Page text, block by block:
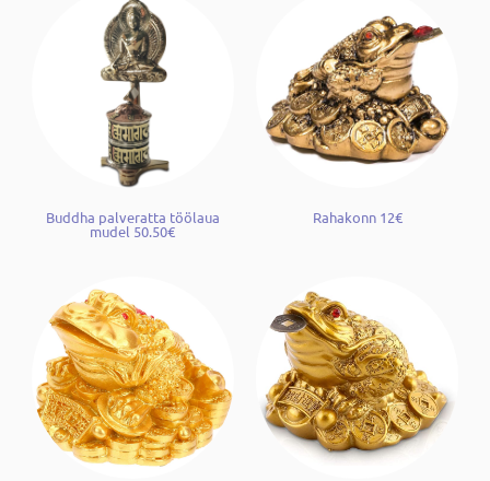
Buddha palveratta töölaua
mudel 50.50€
Rahakonn 12€